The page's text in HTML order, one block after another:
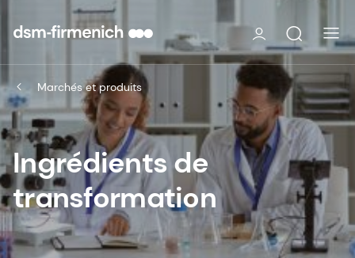
Marchés et produits
Ingrédients de
transformation